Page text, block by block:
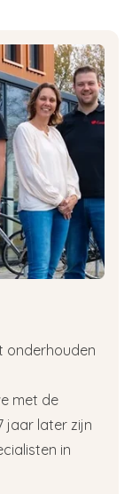
onderhouden
met de
jaar later zijn
in